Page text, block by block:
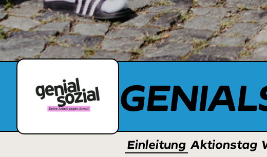
Einleitung Aktionstag